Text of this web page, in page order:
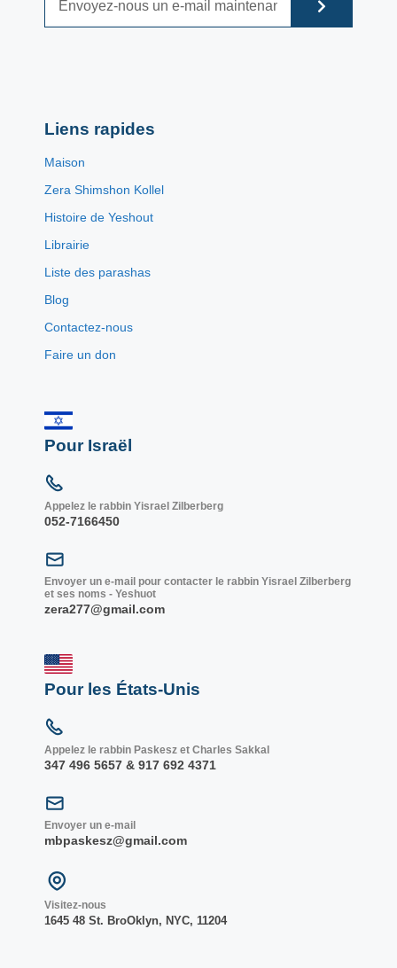
Liens rapides
Maison
Zera Shimshon Kollel
Histoire de Yeshout
Librairie
Liste des parashas
Blog
Contactez-nous
Faire un don
Pour Israël
Appelez le rabbin Yisrael Zilberberg
052-7166450
Envoyer un e-mail pour contacter le rabbin Yisrael Zilberberg
et ses noms - Yeshuot
zera277@gmail.com
Pour les États-Unis
Appelez le rabbin Paskesz et Charles Sakkal
347 496 5657 & 917 692 4371
Envoyer un e-mail
mbpaskesz@gmail.com
Visitez-nous
1645 48 St. BroOklyn, NYC, 11204